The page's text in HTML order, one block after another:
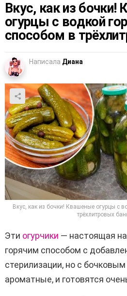
Вкус, как из бочки!
огурцы с водкой
способом в
Написала Диана
Вкус, как из бочки! Квашеные огурцы с
трёхлитровых
Эти огурчики — настоящая
горячим способом с
стерилизации, но с
ароматные, и готовятся